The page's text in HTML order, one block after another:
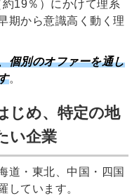
19％）にかけて理系
期から意識高く動く理
個別のオファーを通し
。
じめ、特定の地
い企業
道・東北、中国・四国
しています。
となります
個人情報の取り扱いについて
登録する
サービスIDで登録